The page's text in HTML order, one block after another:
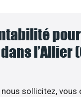
l’Allier
sollicitez, vous